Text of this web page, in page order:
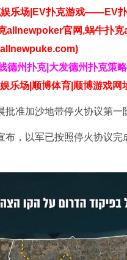
娱乐场|EV扑克游戏——EV
allnewpoker官网,蜗牛扑
德州扑克|大发德州扑克
乐场|顺博体育|顺博游戏
加沙地带停火协议第一
以军已按照停火协议完